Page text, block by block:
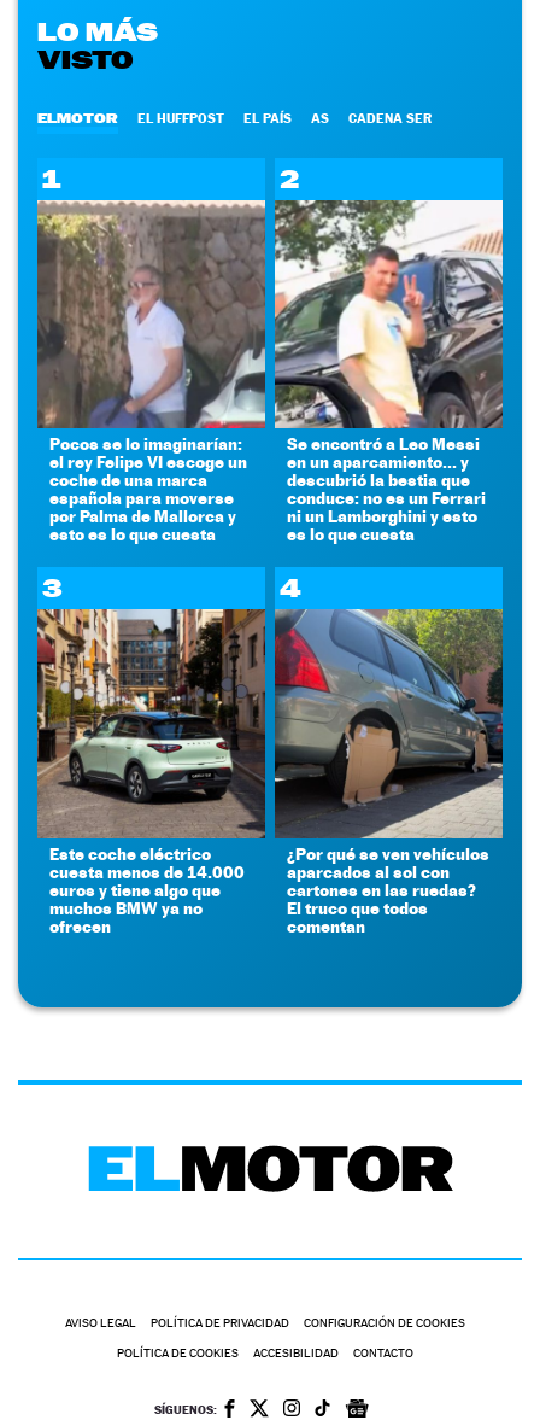
LO MÁS
VISTO
ELMOTOR EL HUFFPOST EL PAÍS AS CADENA SER
1
Pocos se lo imaginarían:
el rey Felipe VI escoge un
coche de una marca
española para moverse
por Palma de Mallorca y
esto es lo que cuesta
2
Se encontró a Leo Messi
en un aparcamiento... y
descubrió la bestia que
conduce: no es un Ferrari
ni un Lamborghini y esto
es lo que cuesta
3
Este coche eléctrico
cuesta menos de 14.000
euros y tiene algo que
muchos BMW ya no
ofrecen
4
¿Por qué se ven vehículos
aparcados al sol con
cartones en las ruedas?
El truco que todos
comentan
AVISO LEGAL POLÍTICA DE PRIVACIDAD CONFIGURACIÓN DE COOKIES
POLÍTICA DE COOKIES ACCESIBILIDAD CONTACTO
SÍGUENOS: